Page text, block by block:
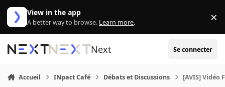
Aller au contenu
View in the app
A better way to browse. Learn more. ×
Next Se connecter
Accueil INpact Café Débats et Discussions [AVIS] Vidéo